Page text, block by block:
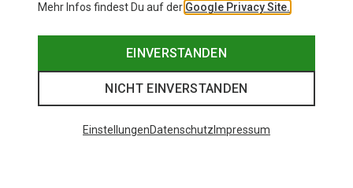
Mehr Infos findest Du auf der Google Privacy Site.
EINVERSTANDEN
NICHT EINVERSTANDEN
EinstellungenDatenschutz Impressum